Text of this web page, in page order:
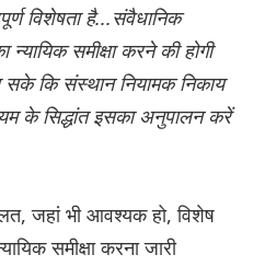
विशेषता है...संवैधानिक
समीक्षा करने की होगी
सके कि संस्थान नियामक निकाय
के सिद्धांत इसका अनुपालन करें
जहां भी आवश्यक हो, विशेष
समीक्षा करना जारी